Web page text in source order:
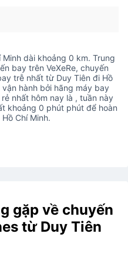
dài khoảng 0 km. Trung
bay trên VeXeRe, chuyến
trễ nhất từ Duy Tiên đi Hồ
hành bởi hãng máy bay
nhất hôm nay là , tuần này
khoảng 0 phút phút để hoàn
Chí Minh.
gặp về chuyến
từ Duy Tiên